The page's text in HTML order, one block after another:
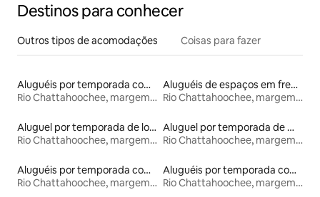
Destinos para conhecer
Outros tipos de acomodações Coisas para fazer
Aluguéis por temporada com cama de altura acessível
Rio Chattahoochee, margem da Geórgia
Aluguéis de espaços em frente à praia
Rio Chattahoochee, margem da Geórgia
Aluguel por temporada de lofts
Rio Chattahoochee, margem da Geórgia
Aluguel por temporada de microcasas
Rio Chattahoochee, margem da Geórgia
Aluguéis por temporada com banheira de hidromassagem
Rio Chattahoochee, margem da Geórgia
Aluguéis por temporada com café da manhã
Rio Chattahoochee, margem da Geórgia